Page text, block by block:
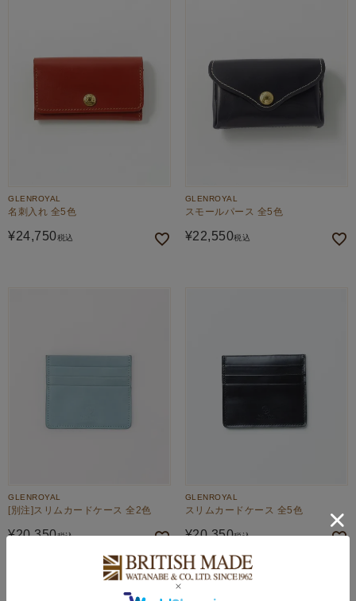
GLENROYAL
名刺入れ 全5色
¥24,750税込
GLENROYAL
スモールパース 全5色
¥22,550税込
GLENROYAL
[別注]スリムカードケース 全2色
¥20,350税込
GLENROYAL
スリムカードケース 全5色
¥20,350税込